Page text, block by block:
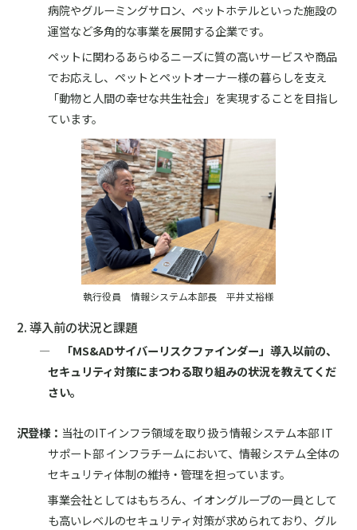
病院やグルーミングサロン、ペットホテルといった施設の
運営など多角的な事業を展開する企業です。
ペットに関わるあらゆるニーズに質の高いサービスや商品
でお応えし、ペットとペットオーナー様の暮らしを支え
「動物と人間の幸せな共生社会」を実現することを目指し
ています。
執行役員 情報システム本部長 平井丈裕様
2. 導入前の状況と課題
― 「MS&ADサイバーリスクファインダー」導入以前の、
セキュリティ対策にまつわる取り組みの状況を教えてくだ
さい。
沢登様： 当社のITインフラ領域を取り扱う情報システム本部 IT
サポート部 インフラチームにおいて、情報システム全体の
セキュリティ体制の維持・管理を担っています。
事業会社としてはもちろん、イオングループの一員として
も高いレベルのセキュリティ対策が求められており、グル